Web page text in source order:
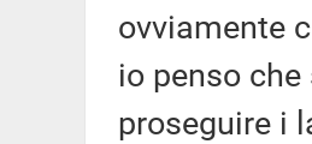
ovviamente
io penso
proseguire i